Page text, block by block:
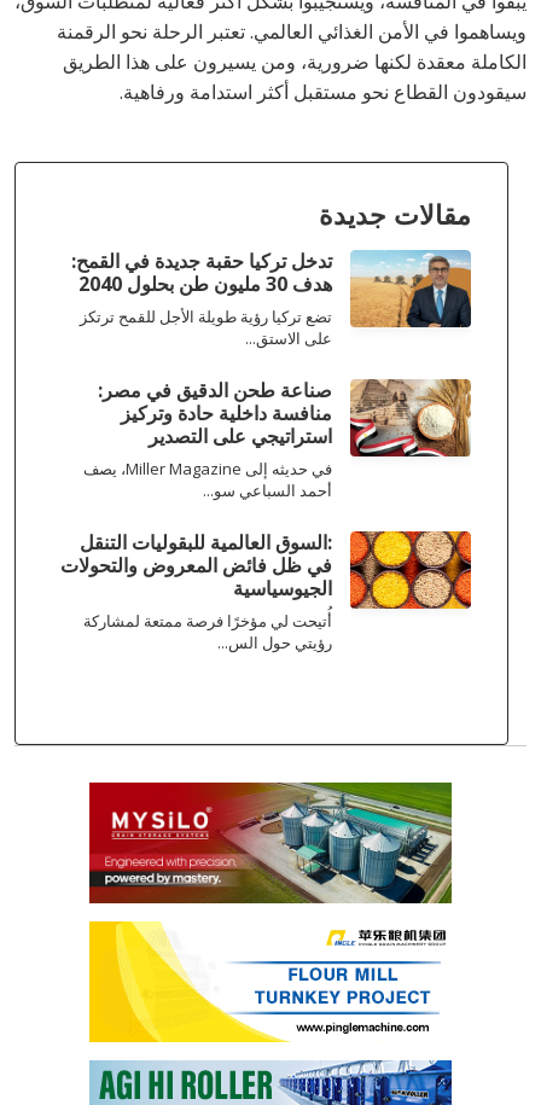
ويساهموا في الأمن الغذائي العالمي. تعتبر الرحلة نحو الرقمنة
الكاملة معقدة لكنها ضرورية، ومن يسيرون على هذا الطريق
سيقودون القطاع نحو مستقبل أكثر استدامة ورفاهية.
مقالات جديدة
تدخل تركيا حقبة جديدة في القمح:
هدف 30 مليون طن بحلول 2040
تضع تركيا رؤية طويلة الأجل للقمح ترتكز
على الاستق...
صناعة طحن الدقيق في مصر:
منافسة داخلية حادة وتركيز
استراتيجي على التصدير
في حديثه إلى Miller Magazine، يصف
أحمد السباعي سو...
:السوق العالمية للبقوليات التنقل
في ظل فائض المعروض والتحولات
الجيوسياسية
أُتيحت لي مؤخرًا فرصة ممتعة لمشاركة
رؤيتي حول الس...